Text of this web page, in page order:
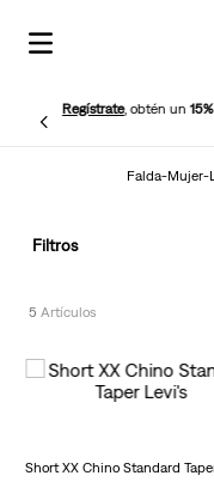
Regístrate, obtén un
Falda-
Filtros
5
Short XX Chino Standard